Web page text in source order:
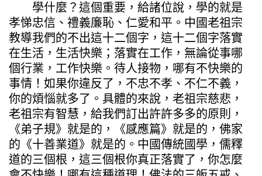
學什麼？這個重要，給諸位說，學的就是
孝悌忠信、禮義廉恥、仁愛和平。中國老祖宗
教導我們的不出這十二個字，這十二個字落實
在生活，生活快樂；落實在工作，無論從事哪
個行業，工作快樂。待人接物，哪有不快樂的
事情！如果你違反了，不忠不孝、不仁不義，
你的煩惱就多了。具體的來說，老祖宗慈悲，
老祖宗有智慧，給我們訂出許許多多的原則，
《弟子規》就是的，《感應篇》就是的，佛家
的《十善業道》就是的。中國傳統國學，儒釋
道的三個根，這三個根你真正落實了，你怎麼